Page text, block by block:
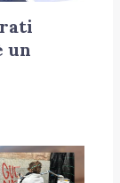
un